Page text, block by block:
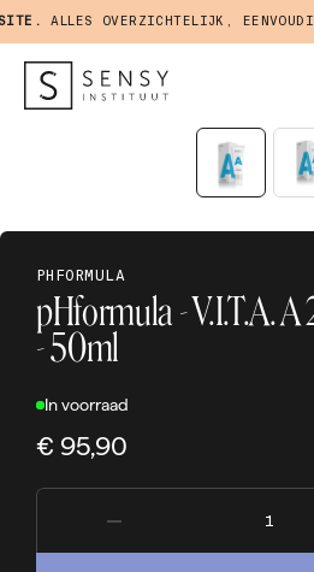
ALLES OVERZICHTELIJK, EENVOUDIG
PHFORMULA
pHformula - V.I.T.A.
- 50ml
In voorraad
€ 95,90